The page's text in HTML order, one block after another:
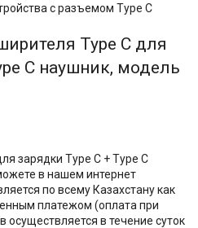
с разъемом Type C
Type C для
C наушник, модель
зарядки Type C + Type C
в нашем интернет
по всему Казахстану как
платежом (оплата при
осуществляется в течение суток